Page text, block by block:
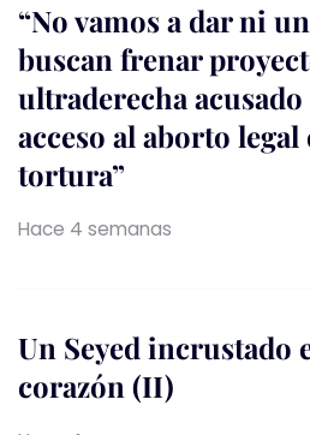
“No vamos a dar ni
buscan frenar
ultraderecha
acceso al aborto legal
tortura”
Hace 4 semanas
Un Seyed incrustado
corazón (II)